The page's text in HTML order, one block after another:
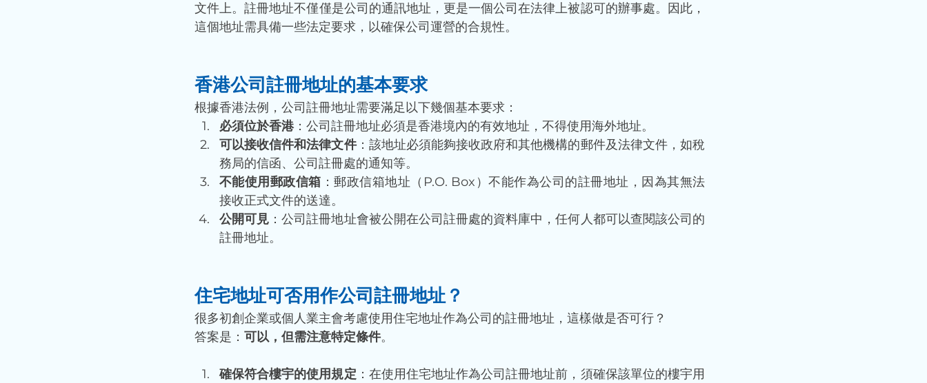
文件上。註冊地址不僅僅是公司的通訊地址，更是一個公司在法律上被認可的辦事處。因此，
這個地址需具備一些法定要求，以確保公司運營的合規性。
香港公司註冊地址的基本要求
根據香港法例，公司註冊地址需要滿足以下幾個基本要求：
必須位於香港 ：公司註冊地址必須是香港境內的有效地址，不得使用海外地址。
可以接收信件和法律文件：該地址必須能夠接收政府和其他機構的郵件及法律文件，如稅
務局的信函、公司註冊處的通知等。
不能使用郵政信箱 ：郵政信箱地址（P.O. Box）不能作為公司的註冊地址，因為其無法
接收正式文件的送達。
公開可見 ：公司註冊地址會被公開在公司註冊處的資料庫中，任何人都可以查閱該公司的
註冊地址。
住宅地址可否用作公司註冊地址？
很多初創企業或個人業主會考慮使用住宅地址作為公司的註冊地址，這樣做是否可行？
答案是： 可以，但需注意特定條件。
確保符合樓宇的使用規定：在使用住宅地址作為公司註冊地址前，須確保該單位的樓宇用